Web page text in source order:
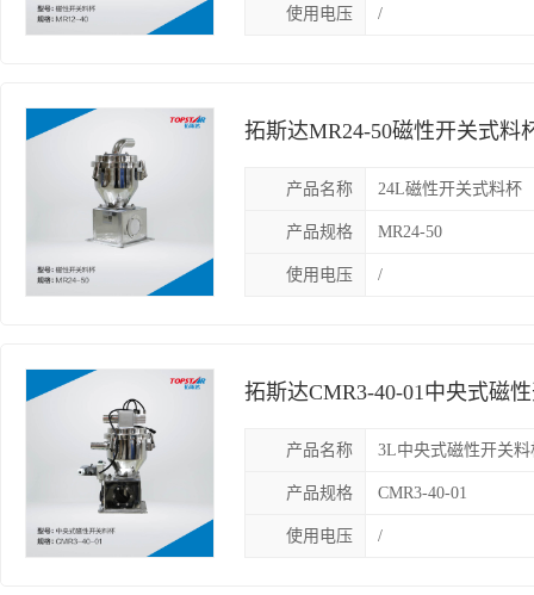
使用电压 /
拓斯达MR24-50磁性开关式料
产品名称 24L磁性开关式料杯
产品规格 MR24-50
使用电压 /
拓斯达CMR3-40-01中央式磁
集中供料料杯
产品名称 3L中央式磁性开关料
产品规格 CMR3-40-01
使用电压 /